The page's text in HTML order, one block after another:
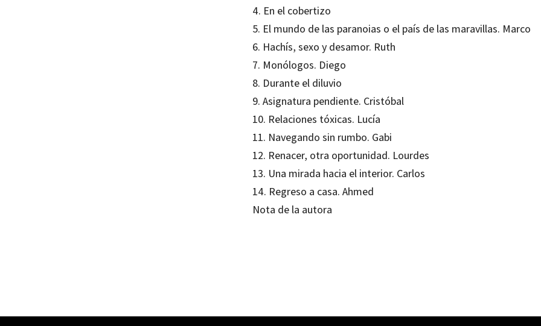
4. En el cobertizo
5. El mundo de las paranoias o el país de las maravillas. Marco
6. Hachís, sexo y desamor. Ruth
7. Monólogos. Diego
8. Durante el diluvio
9. Asignatura pendiente. Cristóbal
10. Relaciones tóxicas. Lucía
11. Navegando sin rumbo. Gabi
12. Renacer, otra oportunidad. Lourdes
13. Una mirada hacia el interior. Carlos
14. Regreso a casa. Ahmed
Nota de la autora